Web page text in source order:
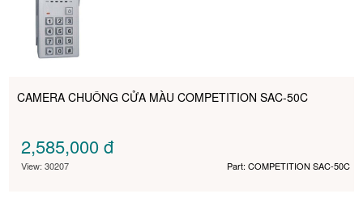
CAMERA CHUÔNG CỬA MÀU COMPETITION SAC-50C
2,585,000đ
View: 30207 Part: COMPETITION SAC-50C